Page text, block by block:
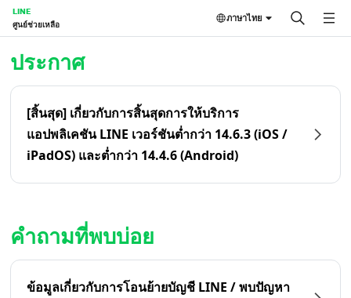
LINE
ศูนย์ช่วยเหลือ
ภาษาไทย
ประกาศ
[สิ้นสุด] เกี่ยวกับการสิ้นสุดการให้บริการ
แอปพลิเคชัน LINE เวอร์ชันต่ำกว่า 14.6.3 (iOS /
iPadOS) และต่ำกว่า 14.4.6 (Android)
คำถามที่พบบ่อย
ข้อมูลเกี่ยวกับการโอนย้ายบัญชี LINE / พบปัญหา